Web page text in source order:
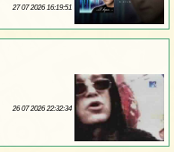
27 07 2026 16:19:51
26 07 2026 22:32:34